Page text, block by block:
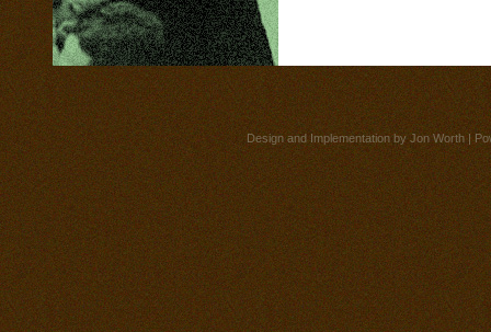
Design and Implementation by Jon Worth |